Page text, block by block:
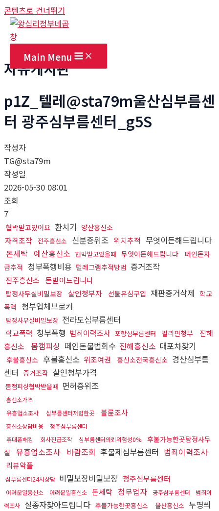
콘텐츠로 건너뛰기
Main Menu
자유게시판
p1Z_텔레@sta79m울산심부름센
터 광주심부름센터_g5S
작성자
TG@sta79m
작성일
2026-05-30 08:01
조회
7
협박받고있어요 환치기 양산흥신소
자격조작 전주흥신소 신분증위조 위치추적
무엇이든해드립니다
돈세탁 예산흥신소 협박받고있을때 무엇이든해드립니다
떼인돈자
금추적 청부폭행비용 텔레그램추적방법 증거조작
진주흥신소 돈받아드립니다
탐정사무실비밀보장 살인청부자 선불유심구입 재판증거삭제 학교
폭력
청부업체브로커
탐정사무실비밀보장 전라도심부름센터
학교폭력 청부폭행 범죄이력조사 포항심부름센터 필리핀청부
진해
흥신소
몸캠피싱 떼인돈불법회수 진해흥신소 대포차찾기
후불흥신소 후불흥신소 위조여권 흥신소전국흥신소 경산심부름
센터 증거조작 살인청부가격
몸캠피싱협박받을때 면허증위조
흥신소가격
유흥업소조사
심부름센터저렴한곳 불륜조사
흥신소상담비용
청주심부름센터
휴대폰해킹
회사진급조작 심부름센터의뢰위험성0%
후불가능한곳탐정사무
실
유흥업소조사 바람조회 후불제심부름센터 범죄이력조사
리뷰악플
심부름센터24시상담 비밀보장비밀보장 청주심부름센터
어려운일흥신소 어려운일흥신소 돈세탁 청부업자 공주심부름센터
범죄이
력조사 실종자찾아드립니다 후불가능한곳흥신소 울산흥신소 누명씌